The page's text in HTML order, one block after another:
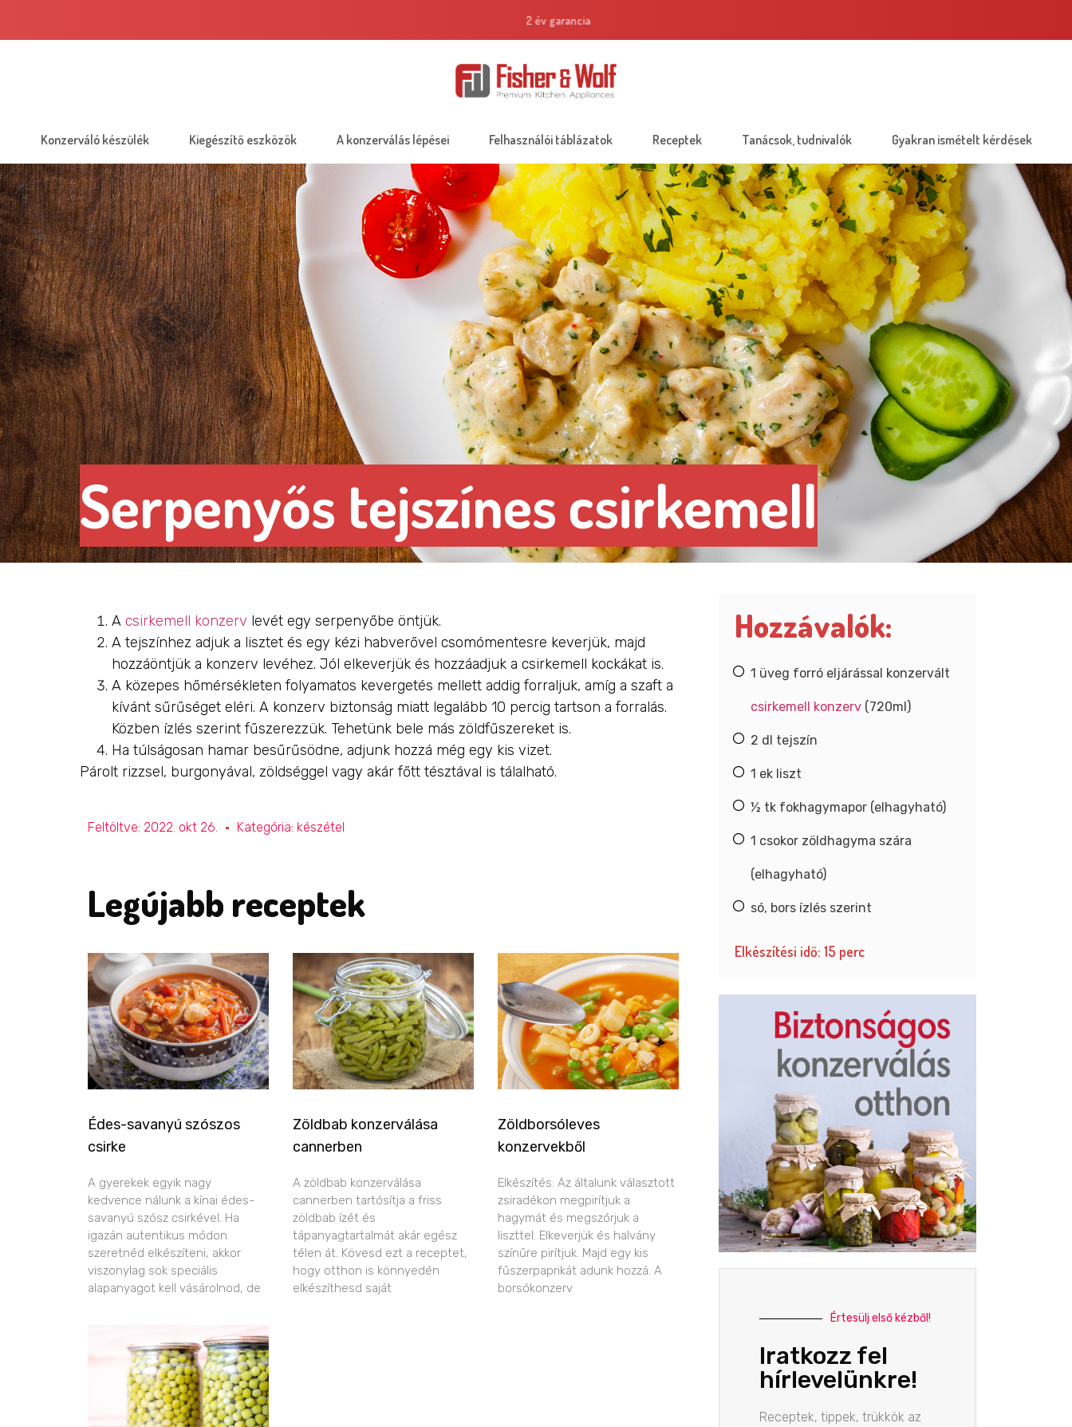
2 év garancia
Konzerváló készülék Kiegészítő eszközök A konzerválás lépései Felhasználói táblázatok Receptek Tanácsok, tudnivalók Gyakran ismételt kérdések
Serpenyős tejszínes csirkemell
A csirkemell konzerv levét egy serpenyőbe öntjük.
A tejszínhez adjuk a lisztet és egy kézi habverővel csomómentesre keverjük, majd
hozzáöntjük a konzerv levéhez. Jól elkeverjük és hozzáadjuk a csirkemell kockákat is.
A közepes hőmérsékleten folyamatos kevergetés mellett addig forraljuk, amíg a szaft a
kívánt sűrűséget eléri. A konzerv biztonság miatt legalább 10 percig tartson a forralás.
Közben ízlés szerint fűszerezzük. Tehetünk bele más zöldfűszereket is.
Ha túlságosan hamar besűrűsödne, adjunk hozzá még egy kis vizet.
Párolt rizzsel, burgonyával, zöldséggel vagy akár főtt tésztával is tálalható.
Feltöltve: 2022. okt 26. Kategória: készétel
Legújabb receptek
Édes-savanyú szószos
csirke
A gyerekek egyik nagy
kedvence nálunk a kínai édes-
savanyú szósz csirkével. Ha
igazán autentikus módon
szeretnéd elkészíteni, akkor
viszonylag sok speciális
alapanyagot kell vásárolnod, de
Zöldbab konzerválása
cannerben
A zöldbab konzerválása
cannerben tartósítja a friss
zöldbab ízét és
tápanyagtartalmát akár egész
télen át. Kövesd ezt a receptet,
hogy otthon is könnyedén
elkészíthesd saját
Zöldborsóleves
konzervekből
Elkészítés: Az általunk választott
zsiradékon megpirítjuk a
hagymát és megszórjuk a
liszttel. Elkeverjük és halvány
színűre pirítjuk. Majd egy kis
fűszerpaprikát adunk hozzá. A
borsókonzerv
Hozzávalók:
1 üveg forró eljárással konzervált
csirkemell konzerv(720ml)
2 dl tejszín
1 ek liszt
½ tk fokhagymapor (elhagyható)
1 csokor zöldhagyma szára
(elhagyható)
só, bors ízlés szerint
Elkészítési idő: 15 perc
Értesülj első kézből!
Iratkozz fel
hírlevelünkre!
Receptek, tippek, trükkök az